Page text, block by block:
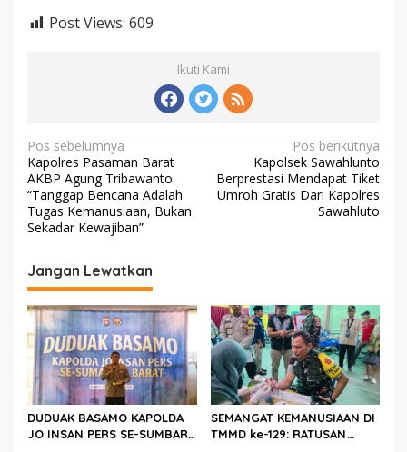
Post Views: 609
Ikuti Kami
N
a
v
i
a
s
i
p
o
s
Pos sebelumnya
Kapolres Pasaman Barat
AKBP Agung Tribawanto:
“Tanggap Bencana Adalah
Tugas Kemanusiaan, Bukan
Sekadar Kewajiban”
Pos berikutnya
Kapolsek Sawahlunto
Berprestasi Mendapat Tiket
Umroh Gratis Dari Kapolres
Sawahluto
Jangan Lewatkan
DUDUAK BASAMO KAPOLDA
JO INSAN PERS SE-SUMBAR,
SEMANGAT KEMANUSIAAN DI
TMMD ke-129: RATUSAN